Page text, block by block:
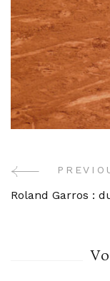
Post
Roland Garros :